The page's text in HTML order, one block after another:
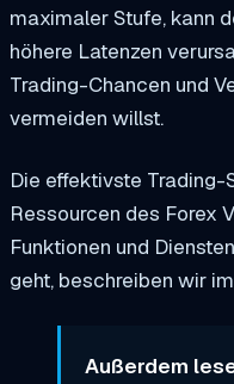
maximaler Stufe, kann
höhere Latenzen
Trading-Chancen und
vermeiden willst.
Die effektivste Trading-
Ressourcen des Forex
Funktionen und
geht, beschreiben wir
Außerdem